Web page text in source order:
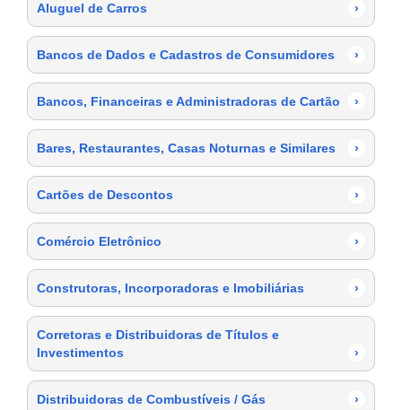
Aluguel de Carros ›
Bancos de Dados e Cadastros de Consumidores ›
Bancos, Financeiras e Administradoras de Cartão ›
Bares, Restaurantes, Casas Noturnas e Similares ›
Cartões de Descontos ›
Comércio Eletrônico ›
Construtoras, Incorporadoras e Imobiliárias ›
Corretoras e Distribuidoras de Títulos e
Investimentos
›
Distribuidoras de Combustíveis / Gás ›